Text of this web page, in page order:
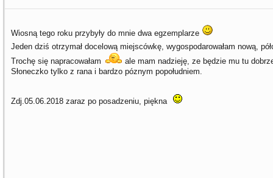
Wiosną tego roku przybyły do mnie dwa egzemplarze
Jeden dziś otrzymał docelową miejscówkę, wygospodarowałam nową,
Trochę się napracowałam
ale mam nadzieję, ze będzie mu tu
Słoneczko tylko z rana i bardzo póznym popołudniem.
Zdj.05.06.2018 zaraz po posadzeniu, piękna